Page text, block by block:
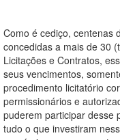
Como é cediço, centenas
concedidas a mais de 30
Licitações e Contratos,
seus vencimentos,
procedimento licitatório
permissionários e
puderem participar desse
tudo o que investiram